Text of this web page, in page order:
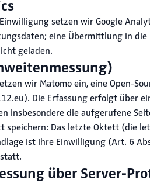
setzen wir Google
eine Übermittlung in
geladen.
wir Matomo ein, eine Open-
Die Erfassung erfolgt über
insbesondere die aufgerufene
speichern: Das letzte Oktett (die
ist Ihre Einwilligung (Art. 6
über Server-